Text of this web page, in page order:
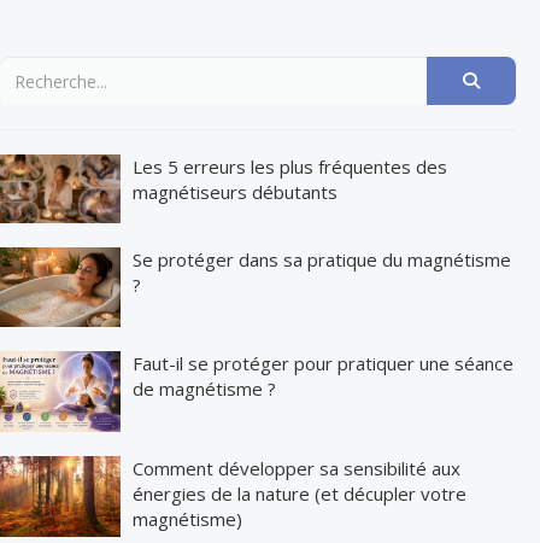
Les 5 erreurs les plus fréquentes des
magnétiseurs débutants
Se protéger dans sa pratique du magnétisme
?
Faut-il se protéger pour pratiquer une séance
de magnétisme ?
Comment développer sa sensibilité aux
énergies de la nature (et décupler votre
magnétisme)